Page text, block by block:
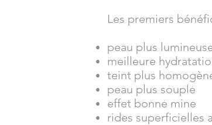
Les premiers
peau plus
meilleure
teint plus
peau plus souple
effet bonne mine
rides superficielles